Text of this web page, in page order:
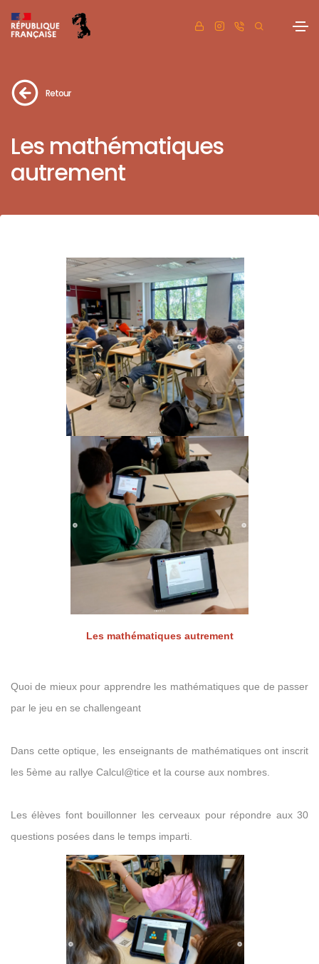
Retour
Les mathématiques
autrement
Les mathématiques autrement
Quoi de mieux pour apprendre les mathématiques que de passer
par le jeu en se challengeant
Dans cette optique, les enseignants de mathématiques ont inscrit
les 5ème au rallye Calcul@tice et la course aux nombres.
Les élèves font bouillonner les cerveaux pour répondre aux 30
questions posées dans le temps imparti.